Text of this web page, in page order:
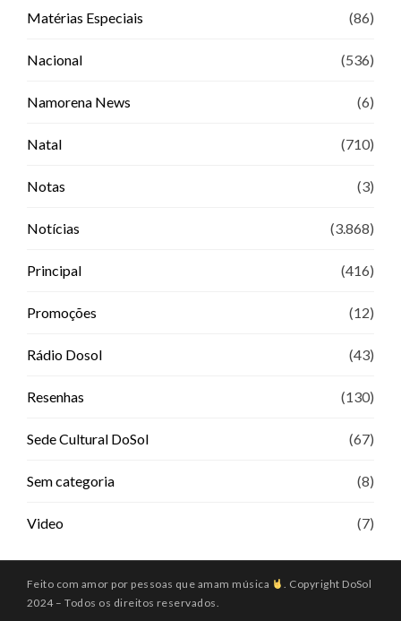
Matérias Especiais (86)
Nacional (536)
Namorena News (6)
Natal (710)
Notas (3)
Notícias (3.868)
Principal (416)
Promoções (12)
Rádio Dosol (43)
Resenhas (130)
Sede Cultural DoSol (67)
Sem categoria (8)
Video (7)
Feito com amor por pessoas que amam música
. Copyright DoSol
2024 – Todos os direitos reservados.